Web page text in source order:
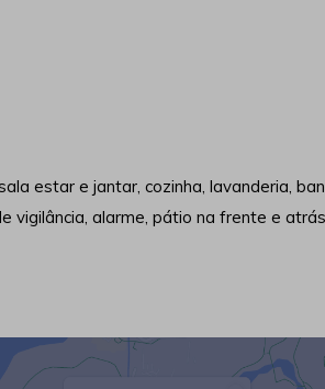
estar e jantar, cozinha, lavanderia,
vigilância, alarme, pátio na frente e atrás